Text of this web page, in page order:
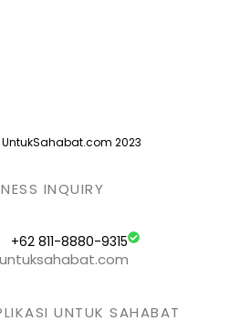
2023
INQUIRY
+62 811-8880-9315
UNTUK SAHABAT